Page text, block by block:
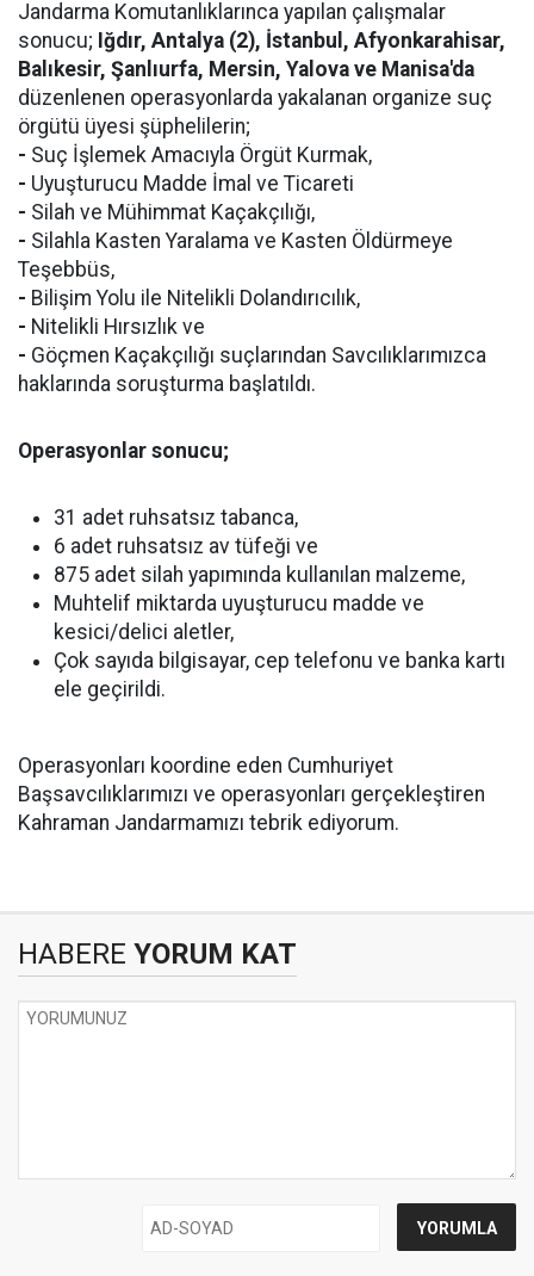
Jandarma Komutanlıklarınca yapılan çalışmalar
sonucu; Iğdır, Antalya (2), İstanbul, Afyonkarahisar,
Balıkesir, Şanlıurfa, Mersin, Yalova ve Manisa'da
düzenlenen operasyonlarda yakalanan organize suç
örgütü üyesi şüphelilerin;
- Suç İşlemek Amacıyla Örgüt Kurmak,
- Uyuşturucu Madde İmal ve Ticareti
- Silah ve Mühimmat Kaçakçılığı,
- Silahla Kasten Yaralama ve Kasten Öldürmeye
Teşebbüs,
- Bilişim Yolu ile Nitelikli Dolandırıcılık,
- Nitelikli Hırsızlık ve
- Göçmen Kaçakçılığı suçlarından Savcılıklarımızca
haklarında soruşturma başlatıldı.
Operasyonlar sonucu;
31 adet ruhsatsız tabanca,
6 adet ruhsatsız av tüfeği ve
875 adet silah yapımında kullanılan malzeme,
Muhtelif miktarda uyuşturucu madde ve
kesici/delici aletler,
Çok sayıda bilgisayar, cep telefonu ve banka kartı
ele geçirildi.
Operasyonları koordine eden Cumhuriyet
Başsavcılıklarımızı ve operasyonları gerçekleştiren
Kahraman Jandarmamızı tebrik ediyorum.
HABERE YORUM KAT